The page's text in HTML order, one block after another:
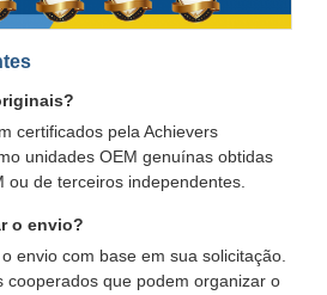
certificados pela Achievers
unidades OEM genuínas obtidas
ou de terceiros independentes.
o envio?
envio com base em sua solicitação.
cooperados que podem organizar o